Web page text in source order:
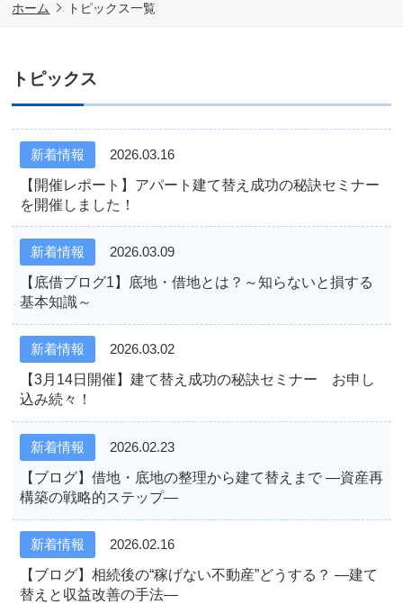
ホーム トピックス一覧
トピックス
新着情報 2026.03.16
【開催レポート】アパート建て替え成功の秘訣セミナー
を開催しました！
新着情報 2026.03.09
【底借ブログ1】底地・借地とは？～知らないと損する
基本知識～
新着情報 2026.03.02
【3月14日開催】建て替え成功の秘訣セミナー お申し
込み続々！
新着情報 2026.02.23
【ブログ】借地・底地の整理から建て替えまで ―資産再
構築の戦略的ステップ―
新着情報 2026.02.16
【ブログ】相続後の“稼げない不動産”どうする？ ―建て
替えと収益改善の手法―